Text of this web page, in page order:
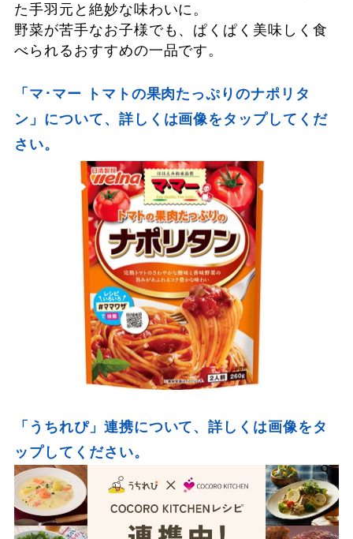
た手羽元と絶妙な味わいに。
野菜が苦手なお子様でも、ぱくぱく美味しく食
べられるおすすめの一品です。
「マ･マー トマトの果肉たっぷりのナポリタ
ン」について、詳しくは画像をタップしてくだ
さい。
「うちれぴ」連携について、詳しくは画像をタ
ップしてください。